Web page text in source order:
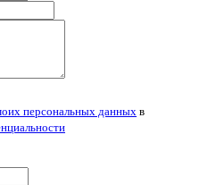
персональных данных в